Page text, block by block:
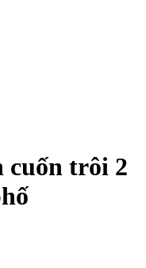
trôi 2